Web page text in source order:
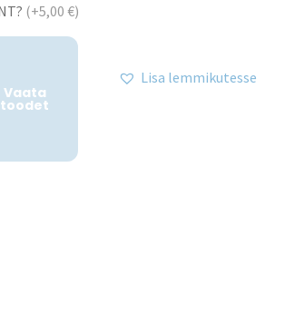
(+5,00 €)
Vaata
toodet
Lisa lemmikutesse